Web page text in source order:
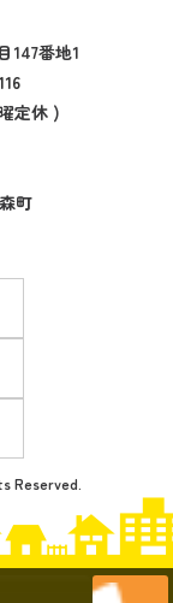
147番地1
定休 )
町
Reserved.